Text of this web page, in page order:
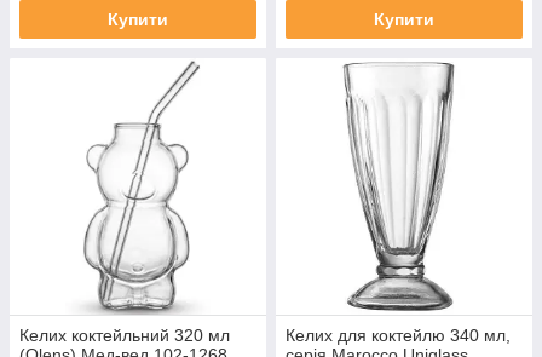
Купити Купити
Келих коктейльний 320 мл
Келих для коктейлю 340 мл,